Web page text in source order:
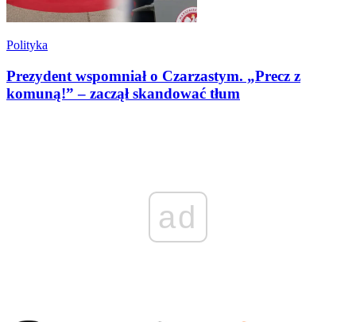
Polityka
Prezydent wspomniał o Czarzastym. „Precz z
komuną!” – zaczął skandować tłum
ad